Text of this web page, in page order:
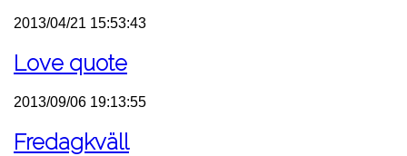
2013/04/21 15:53:43
Love quote
2013/09/06 19:13:55
Fredagkväll